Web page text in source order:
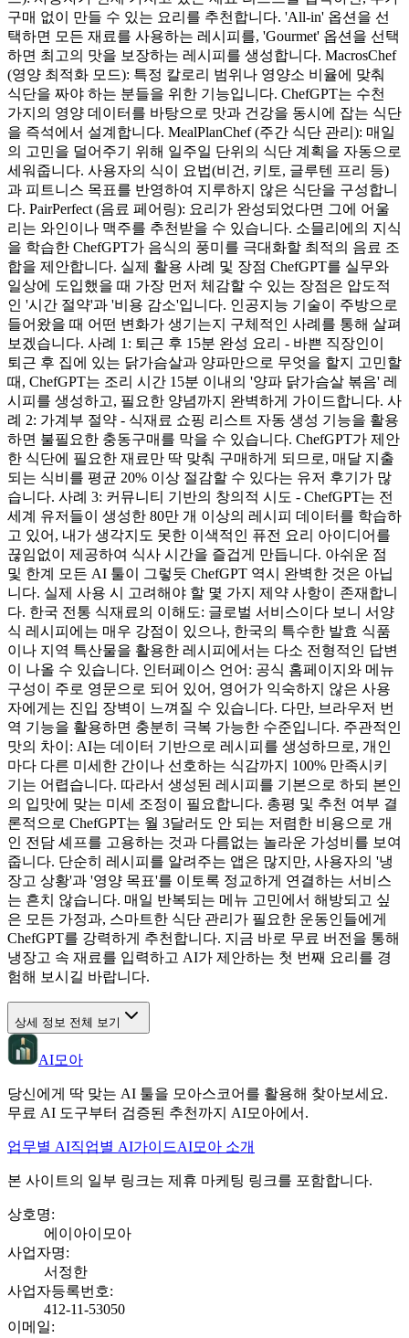
구매 없이 만들 수 있는 요리를 추천합니다. 'All-in' 옵션을 선
택하면 모든 재료를 사용하는 레시피를, 'Gourmet' 옵션을 선택
하면 최고의 맛을 보장하는 레시피를 생성합니다. MacrosChef
(영양 최적화 모드): 특정 칼로리 범위나 영양소 비율에 맞춰
식단을 짜야 하는 분들을 위한 기능입니다. ChefGPT는 수천
가지의 영양 데이터를 바탕으로 맛과 건강을 동시에 잡는 식단
을 즉석에서 설계합니다. MealPlanChef (주간 식단 관리): 매일
의 고민을 덜어주기 위해 일주일 단위의 식단 계획을 자동으로
세워줍니다. 사용자의 식이 요법(비건, 키토, 글루텐 프리 등)
과 피트니스 목표를 반영하여 지루하지 않은 식단을 구성합니
다. PairPerfect (음료 페어링): 요리가 완성되었다면 그에 어울
리는 와인이나 맥주를 추천받을 수 있습니다. 소믈리에의 지식
을 학습한 ChefGPT가 음식의 풍미를 극대화할 최적의 음료 조
합을 제안합니다. 실제 활용 사례 및 장점 ChefGPT를 실무와
일상에 도입했을 때 가장 먼저 체감할 수 있는 장점은 압도적
인 '시간 절약'과 '비용 감소'입니다. 인공지능 기술이 주방으로
들어왔을 때 어떤 변화가 생기는지 구체적인 사례를 통해 살펴
보겠습니다. 사례 1: 퇴근 후 15분 완성 요리 - 바쁜 직장인이
퇴근 후 집에 있는 닭가슴살과 양파만으로 무엇을 할지 고민할
때, ChefGPT는 조리 시간 15분 이내의 '양파 닭가슴살 볶음' 레
시피를 생성하고, 필요한 양념까지 완벽하게 가이드합니다. 사
례 2: 가계부 절약 - 식재료 쇼핑 리스트 자동 생성 기능을 활용
하면 불필요한 충동구매를 막을 수 있습니다. ChefGPT가 제안
한 식단에 필요한 재료만 딱 맞춰 구매하게 되므로, 매달 지출
되는 식비를 평균 20% 이상 절감할 수 있다는 유저 후기가 많
습니다. 사례 3: 커뮤니티 기반의 창의적 시도 - ChefGPT는 전
세계 유저들이 생성한 80만 개 이상의 레시피 데이터를 학습하
고 있어, 내가 생각지도 못한 이색적인 퓨전 요리 아이디어를
끊임없이 제공하여 식사 시간을 즐겁게 만듭니다. 아쉬운 점
및 한계 모든 AI 툴이 그렇듯 ChefGPT 역시 완벽한 것은 아닙
니다. 실제 사용 시 고려해야 할 몇 가지 제약 사항이 존재합니
다. 한국 전통 식재료의 이해도: 글로벌 서비스이다 보니 서양
식 레시피에는 매우 강점이 있으나, 한국의 특수한 발효 식품
이나 지역 특산물을 활용한 레시피에서는 다소 전형적인 답변
이 나올 수 있습니다. 인터페이스 언어: 공식 홈페이지와 메뉴
구성이 주로 영문으로 되어 있어, 영어가 익숙하지 않은 사용
자에게는 진입 장벽이 느껴질 수 있습니다. 다만, 브라우저 번
역 기능을 활용하면 충분히 극복 가능한 수준입니다. 주관적인
맛의 차이: AI는 데이터 기반으로 레시피를 생성하므로, 개인
마다 다른 미세한 간이나 선호하는 식감까지 100% 만족시키
기는 어렵습니다. 따라서 생성된 레시피를 기본으로 하되 본인
의 입맛에 맞는 미세 조정이 필요합니다. 총평 및 추천 여부 결
론적으로 ChefGPT는 월 3달러도 안 되는 저렴한 비용으로 개
인 전담 셰프를 고용하는 것과 다름없는 놀라운 가성비를 보여
줍니다. 단순히 레시피를 알려주는 앱은 많지만, 사용자의 '냉
장고 상황'과 '영양 목표'를 이토록 정교하게 연결하는 서비스
는 흔치 않습니다. 매일 반복되는 메뉴 고민에서 해방되고 싶
은 모든 가정과, 스마트한 식단 관리가 필요한 운동인들에게
ChefGPT를 강력하게 추천합니다. 지금 바로 무료 버전을 통해
냉장고 속 재료를 입력하고 AI가 제안하는 첫 번째 요리를 경
험해 보시길 바랍니다.
상세 정보 전체 보기
AI모아
당신에게 딱 맞는 AI 툴을 모아스코어를 활용해 찾아보세요.
무료 AI 도구부터 검증된 추천까지 AI모아에서.
업무별 AI직업별 AI가이드AI모아 소개
본 사이트의 일부 링크는 제휴 마케팅 링크를 포함합니다.
상호명:
에이아이모아
사업자명:
서정한
사업자등록번호:
412-11-53050
이메일: